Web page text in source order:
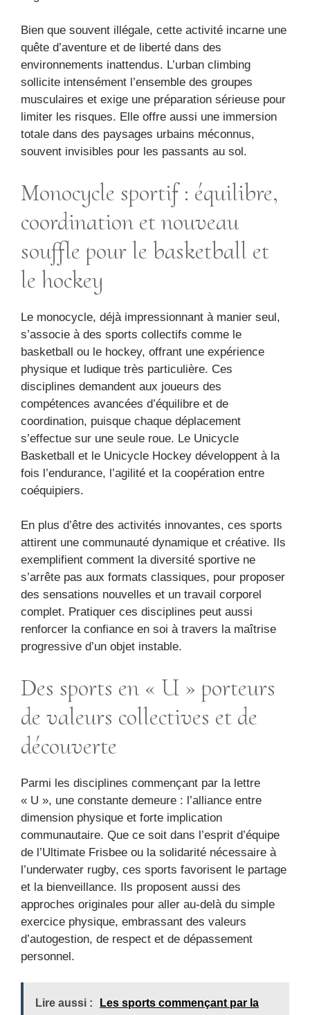
Bien que souvent illégale, cette activité incarne une
quête d’aventure et de liberté dans des
environnements inattendus. L’urban climbing
sollicite intensément l’ensemble des groupes
musculaires et exige une préparation sérieuse pour
limiter les risques. Elle offre aussi une immersion
totale dans des paysages urbains méconnus,
souvent invisibles pour les passants au sol.
Monocycle sportif : équilibre,
coordination et nouveau
souffle pour le basketball et
le hockey
Le monocycle, déjà impressionnant à manier seul,
s’associe à des sports collectifs comme le
basketball ou le hockey, offrant une expérience
physique et ludique très particulière. Ces
disciplines demandent aux joueurs des
compétences avancées d’équilibre et de
coordination, puisque chaque déplacement
s’effectue sur une seule roue. Le Unicycle
Basketball et le Unicycle Hockey développent à la
fois l’endurance, l’agilité et la coopération entre
coéquipiers.
En plus d’être des activités innovantes, ces sports
attirent une communauté dynamique et créative. Ils
exemplifient comment la diversité sportive ne
s’arrête pas aux formats classiques, pour proposer
des sensations nouvelles et un travail corporel
complet. Pratiquer ces disciplines peut aussi
renforcer la confiance en soi à travers la maîtrise
progressive d’un objet instable.
Des sports en « U » porteurs
de valeurs collectives et de
découverte
Parmi les disciplines commençant par la lettre
« U », une constante demeure : l’alliance entre
dimension physique et forte implication
communautaire. Que ce soit dans l’esprit d’équipe
de l’Ultimate Frisbee ou la solidarité nécessaire à
l’underwater rugby, ces sports favorisent le partage
et la bienveillance. Ils proposent aussi des
approches originales pour aller au-delà du simple
exercice physique, embrassant des valeurs
d’autogestion, de respect et de dépassement
personnel.
Lire aussi :
Les sports commençant par la